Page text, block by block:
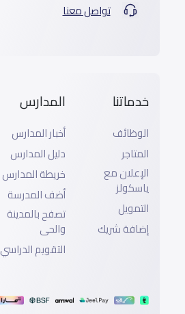
تواصل معنا
خدماتنا
الوظائف
المتاجر
الإعلان مع
ياسكولز
التمويل
إضافة شريك
المدارس
أخبار المدارس
دليل المدارس
خريطة المدارس
أضف المدرسة
تصفح بالمدينة
والحى
التقويم الدراسي